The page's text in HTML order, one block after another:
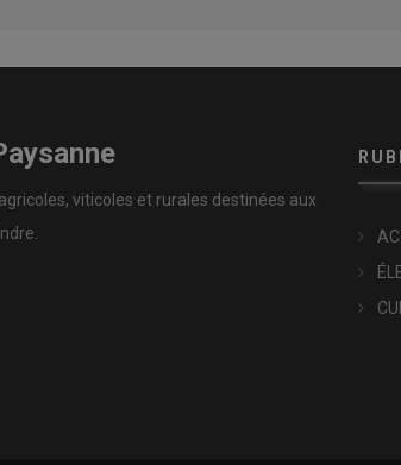
viticoles et rurales destinées aux